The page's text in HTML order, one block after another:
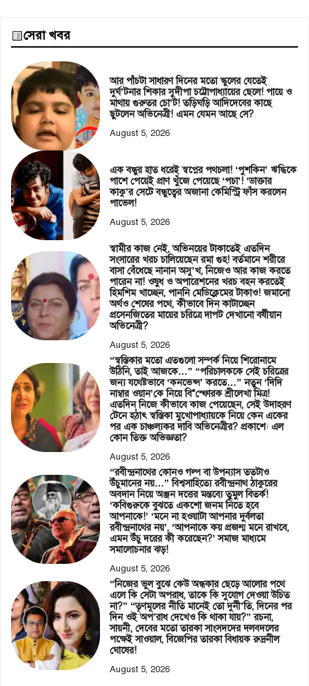
সেরা খবর
আর পাঁচটা সাধারণ দিনের মতো স্কুলের যেতেই
দুর্ঘ’টনার শিকার সুদীপা চট্টোপাধ্যায়ের ছেলে! পায়ে ও
মাথায় গুরুতর চো’ট! তড়িঘড়ি আদিদেবের কাছে
ছুটলেন অভিনেত্রী! এমন যেমন আছে সে?
August 5, 2026
এক বন্ধুর হাত ধরেই স্বপ্নের পথচলা! ‘পুশকিন’ ঋদ্ধিকে
পাশে পেয়েই প্রাণ খুঁজে পেয়েছে ‘পচা’! ‘ডাক্তার
কাকু’র সেটে বন্ধুত্বের অজানা কেমিস্ট্রি ফাঁস করলেন
পাভেল!
August 5, 2026
স্বামীর কাজ নেই, অভিনয়ের টাকাতেই এতদিন
সংসারের খরচ চালিয়েছেন রমা গুহ! বর্তমানে শরীরে
বাসা বেঁধেছে নানান অসু’খ, নিজেও আর কাজ করতে
পারেন না! ওষুধ ও অপারেশনের খরচ বহন করতেই
হিমশিম খাচ্ছেন, পাননি মেডিক্লেমের টাকাও! জমানো
অর্থও শেষের পথে, কীভাবে দিন কাটাচ্ছেন
প্রসেনজিতের মায়ের চরিত্রে দাপট দেখানো বর্ষীয়ান
অভিনেত্রী?
August 5, 2026
“স্বস্তিকার মতো এতগুলো সম্পর্ক নিয়ে শিরোনামে
উঠিনি, তাই আজকে…” “পরিচালককে সেই চরিত্রের
জন্য যথেষ্টভাবে ‘কনভেন্স’ করতে…” নতুন ‘দিদি
নাম্বার ওয়ান’কে নিয়ে বি*স্ফোরক শ্রীলেখা মিত্র!
এতদিন নিজে কীভাবে কাজ পেয়েছেন, সেই উদাহরণ
টেনে হঠাৎ স্বস্তিকা মুখোপাধ্যায়কে নিয়ে কেন একের
পর এক চাঞ্চল্যকর দাবি অভিনেত্রীর? প্রকাশ্যে এল
কোন তিক্ত অভিজ্ঞতা?
August 5, 2026
“রবীন্দ্রনাথের কোনও গল্প বা উপন্যাস ততটাও
উঁচুমানের নয়…” বিশ্বসাহিত্যে রবীন্দ্রনাথ ঠাকুরের
অবদান নিয়ে অঞ্জন দত্তের মন্তব্যে তুমুল বিতর্ক!
‘কবিগুরুকে বুঝতে একশো জনম নিতে হবে
আপনাকে!’ ‘মনে না হওয়াটা আপনার দুর্বলতা
রবীন্দ্রনাথের নয়’, ‘আপনাকে কয় প্রজন্ম মনে রাখবে,
এমন উঁচু দরের কী করেছেন?’ সমাজ মাধ্যমে
সমালোচনার ঝড়!
August 5, 2026
“নিজের ভুল বুঝে কেউ অন্ধকার ছেড়ে আলোর পথে
এলে কি সেটা অপরাধ, তাকে কি সুযোগ দেওয়া উচিত
না?” “তৃণমূলের নীতি মানেই তো দুর্নী’তি, দিনের পর
দিন ওই অপ’রাধ দেখেও কি থাকা যায়?” রচনা,
সায়নী, দেবের মতো তারকা সাংসদদের দলবদলের
পক্ষেই সাওয়াল, বিজেপির তারকা বিধায়ক রুদ্রনীল
ঘোষের!
August 5, 2026